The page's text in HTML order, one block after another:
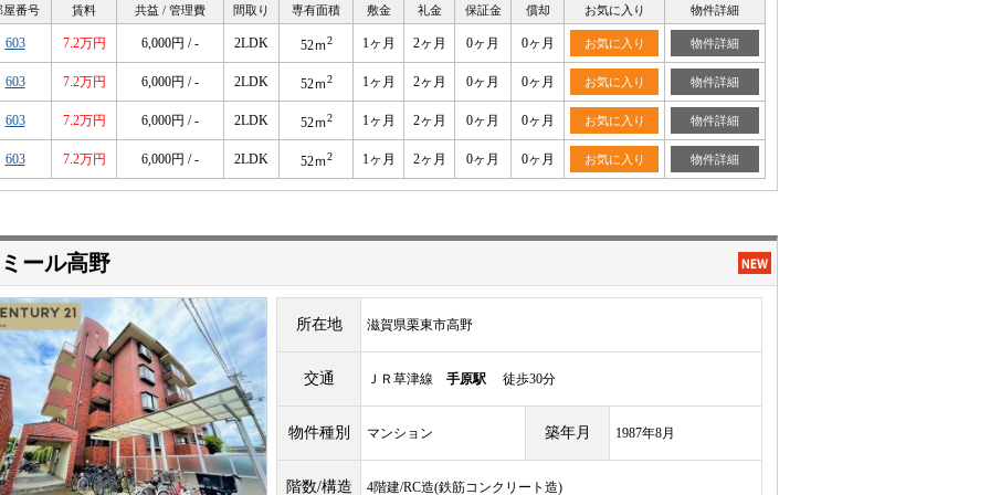
屋番号 賃料 共益 / 管理費 間取り 専有面積 敷金 礼金 保証金 償却 お気に入り 物件詳細
603 7.2万円 6,000円 / - 2LDK 52ｍ2 1ヶ月 2ヶ月 0ヶ月 0ヶ月 お気に入り 物件詳細
603 7.2万円 6,000円 / - 2LDK 52ｍ2 1ヶ月 2ヶ月 0ヶ月 0ヶ月 お気に入り 物件詳細
603 7.2万円 6,000円 / - 2LDK 52ｍ2 1ヶ月 2ヶ月 0ヶ月 0ヶ月 お気に入り 物件詳細
603 7.2万円 6,000円 / - 2LDK 52ｍ2 1ヶ月 2ヶ月 0ヶ月 0ヶ月 お気に入り 物件詳細
ール高野
所在地 滋賀県栗東市高野
交通 ＪＲ草津線 手原駅 徒歩30分
物件種別 マンション 築年月 1987年8月
階数/構造 4階建/RC造(鉄筋コンクリート造)